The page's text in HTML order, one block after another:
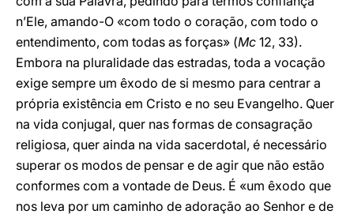
n’Ele, amando-O «com todo o coração, com todo o
entendimento, com todas as forças» (Mc 12, 33).
Embora na pluralidade das estradas, toda a vocação
exige sempre um êxodo de si mesmo para centrar a
própria existência em Cristo e no seu Evangelho. Quer
na vida conjugal, quer nas formas de consagração
religiosa, quer ainda na vida sacerdotal, é necessário
superar os modos de pensar e de agir que não estão
conformes com a vontade de Deus. É «um êxodo que
nos leva por um caminho de adoração ao Senhor e de